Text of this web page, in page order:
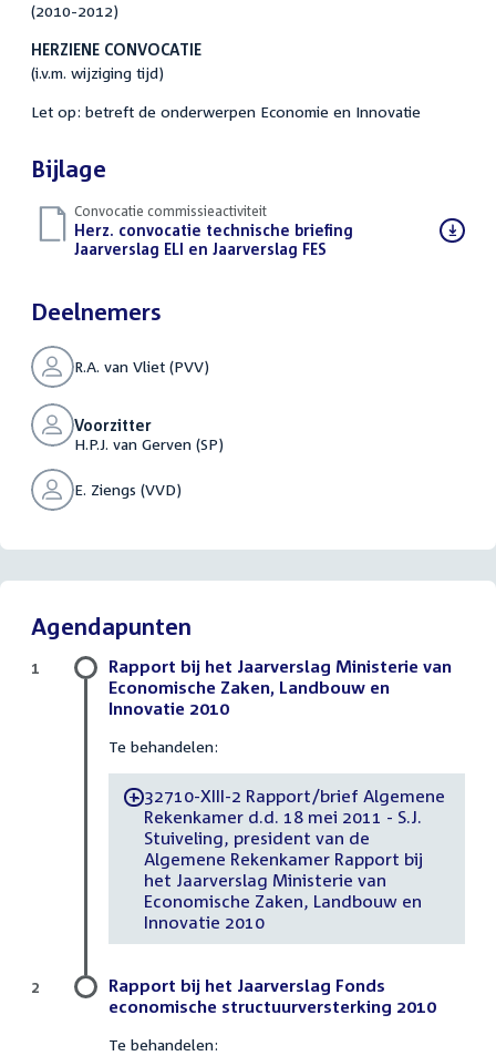
(2010-2012)
HERZIENE CONVOCATIE
(i.v.m. wijziging tijd)
Let op: betreft de onderwerpen Economie en Innovatie
Bijlage
Convocatie commissieactiviteit
Download
bestand:
Herz. convocatie technische briefing
Jaarverslag ELI en Jaarverslag FES
Deelnemers
R.A. van Vliet (PVV)
Voorzitter
H.P.J. van Gerven (SP)
E. Ziengs (VVD)
Agendapunten
Rapport bij het Jaarverslag Ministerie van
Economische Zaken, Landbouw en
Innovatie 2010
Te behandelen:
-32710-XIII-2 Rapport/brief Algemene
Rekenkamer d.d. 18 mei 2011 - S.J.
Stuiveling, president van de
Algemene Rekenkamer Rapport bij
het Jaarverslag Ministerie van
Economische Zaken, Landbouw en
Innovatie 2010
1
Rapport bij het Jaarverslag Fonds
economische structuurversterking 2010
Te behandelen:
2